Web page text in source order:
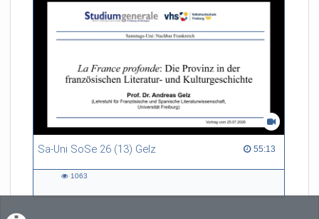
Sa-Uni SoSe 26 (13) Gelz 55:13
55:13 duration
1063